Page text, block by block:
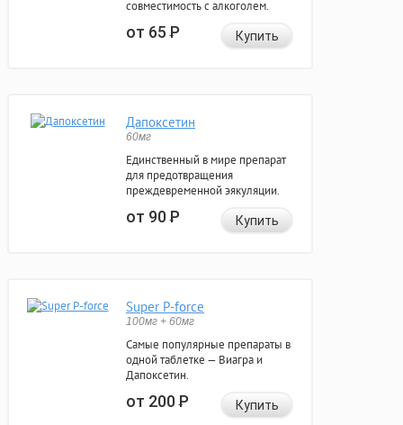
совместимость с алкоголем.
от 65Р Купить
Дапоксетин
60мг
Единственный в мире препарат
для предотвращения
преждевременной эякуляции.
от 90Р Купить
Super P-force
100мг + 60мг
Самые популярные препараты в
одной таблетке — Виагра и
Дапоксетин.
от 200Р Купить